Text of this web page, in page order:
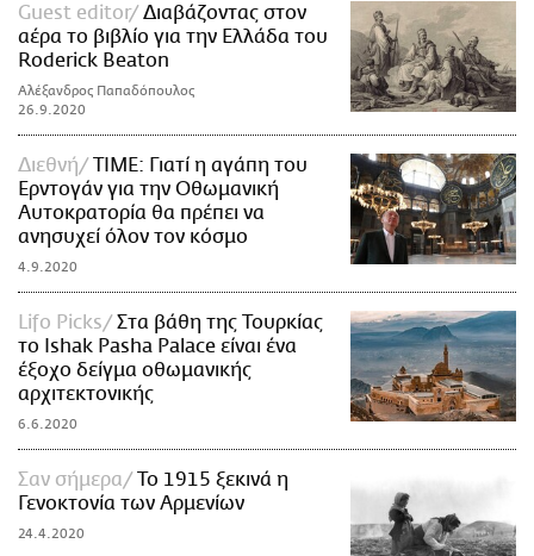
Guest editor
Διαβάζοντας στον
αέρα το βιβλίο για την Ελλάδα του
Roderick Βeaton
Αλέξανδρος Παπαδόπουλος
26.9.2020
Διεθνή
ΤΙΜΕ: Γιατί η αγάπη του
Ερντογάν για την Οθωμανική
Αυτοκρατορία θα πρέπει να
ανησυχεί όλον τον κόσμο
4.9.2020
Lifo Picks
Στα βάθη της Τουρκίας
το Ishak Pasha Palace είναι ένα
έξοχο δείγμα οθωμανικής
αρχιτεκτονικής
6.6.2020
Σαν σήμερα
To 1915 ξεκινά η
Γενοκτονία των Αρμενίων
24.4.2020